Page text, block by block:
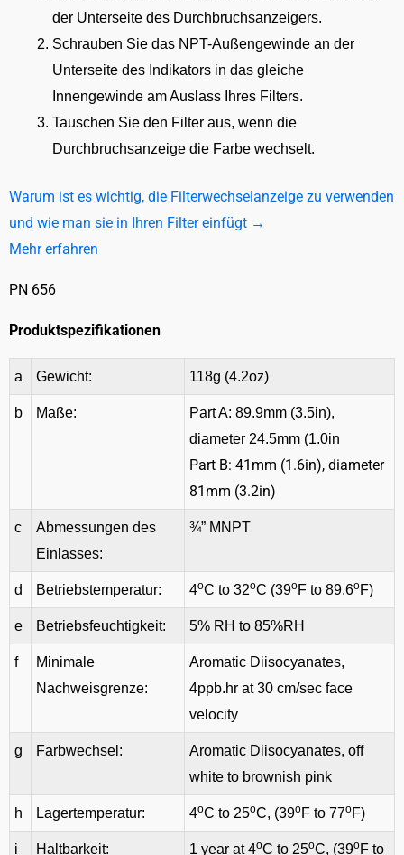
der Unterseite des Durchbruchsanzeigers.
Schrauben Sie das NPT-Außengewinde an der
Unterseite des Indikators in das gleiche
Innengewinde am Auslass Ihres Filters.
Tauschen Sie den Filter aus, wenn die
Durchbruchsanzeige die Farbe wechselt.
Warum ist es wichtig, die Filterwechselanzeige zu verwenden
und wie man sie in Ihren Filter einfügt →
Mehr erfahren
PN 656
Produktspezifikationen
a Gewicht: 118g (4.2oz)
b Maße:
Part A: 89.9mm (3.5in),
diameter 24.5mm (1.0in
Part B: 41mm (1.6in), diameter
81mm (3.2in)
c
Abmessungen des
Einlasses:
¾” MNPT
d Betriebstemperatur: 4oC to 32oC (39oF to 89.6oF)
e Betriebsfeuchtigkeit: 5% RH to 85%RH
f
Minimale
Nachweisgrenze:
Aromatic Diisocyanates,
4ppb.hr at 30 cm/sec face
velocity
g Farbwechsel:
Aromatic Diisocyanates, off
white to brownish pink
h Lagertemperatur: 4oC to 25oC, (39oF to 77oF)
i Haltbarkeit: 1 year at 4oC to 25oC, (39oF to